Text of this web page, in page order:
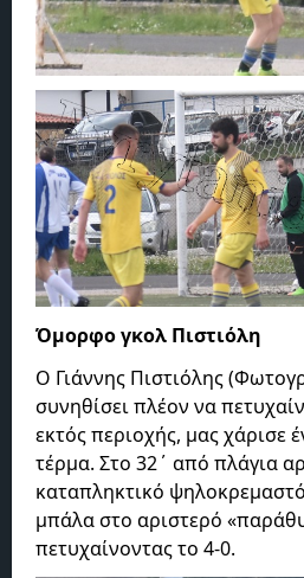
Όμορφο γκολ Πιστιόλη
Ο Γιάννης Πιστιόλης
συνηθίσει πλέον να
εκτός περιοχής, μας χάρισε
τέρμα. Στο 32΄ από πλάγια
καταπληκτικό
μπάλα στο αριστερό
πετυχαίνοντας το 4-0.